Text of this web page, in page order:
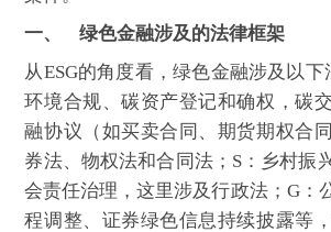
一、 绿色金融涉及的法律框架
从ESG的角度看，绿色金融涉及以
环境合规、碳资产登记和确权，碳
融协议（如买卖合同、期货期权合
券法、物权法和合同法；S：乡村振
会责任治理，这里涉及行政法；G：
程调整、证券绿色信息持续披露等